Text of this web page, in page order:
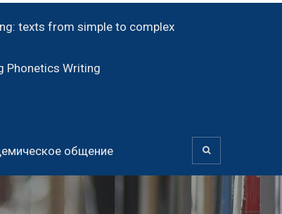
texts from simple to complex
Phonetics Writing
общение